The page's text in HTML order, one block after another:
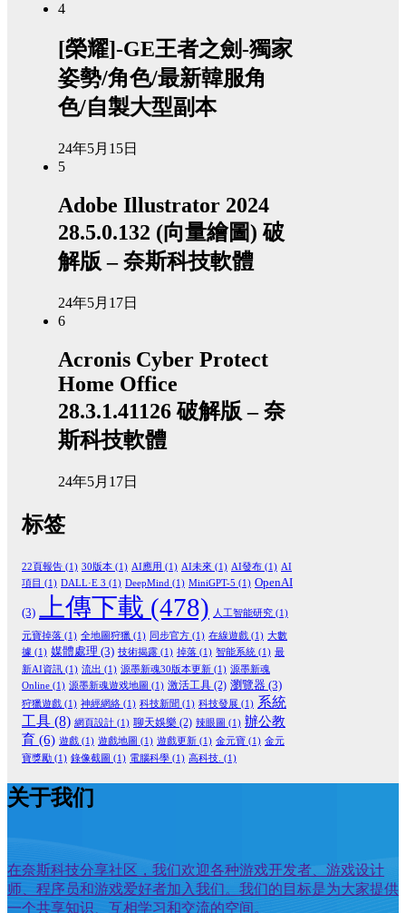
4
[榮耀]-GE王者之劍-獨家
姿勢/角色/最新韓服角
色/自製大型副本
24年5月15日
5
Adobe Illustrator 2024
28.5.0.132 (向量繪圖) 破
解版 – 奈斯科技軟體
24年5月17日
6
Acronis Cyber Protect
Home Office
28.3.1.41126 破解版 – 奈
斯科技軟體
24年5月17日
标签
22頁報告 (1) 30版本 (1) AI應用 (1) AI未來 (1) AI發布 (1) AI
項目 (1) DALL·E 3 (1) DeepMind (1) MiniGPT-5 (1) OpenAI
(3) 上傳下載 (478) 人工智能研究 (1)
元寶掉落 (1) 全地圖狩獵 (1) 同步官方 (1) 在線遊戲 (1) 大數
據 (1) 媒體處理 (3) 技術揭露 (1) 掉落 (1) 智能系統 (1) 最
新AI資訊 (1) 流出 (1) 源墨新魂30版本更新 (1) 源墨新魂
Online (1) 源墨新魂遊戏地圖 (1) 激活工具 (2) 瀏覽器 (3)
狩獵遊戲 (1) 神經網絡 (1) 科技新聞 (1) 科技發展 (1) 系統
工具 (8) 網頁設計 (1) 聊天娛樂 (2) 辣眼圖 (1) 辦公教
育 (6) 遊戲 (1) 遊戲地圖 (1) 遊戲更新 (1) 金元寶 (1) 金元
寶獎勵 (1) 錄像截圖 (1) 電腦科學 (1) 高科技. (1)
关于我们
在奈斯科技分享社区，我们欢迎各种游戏开发者、游戏设计
师、程序员和游戏爱好者加入我们。我们的目标是为大家提供
一个共享知识、互相学习和交流的空间。